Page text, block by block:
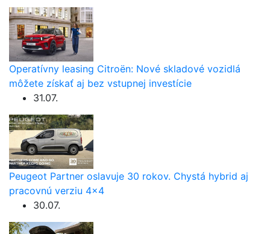
Operatívny leasing Citroën: Nové skladové vozidlá
môžete získať aj bez vstupnej investície
31.07.
Peugeot Partner oslavuje 30 rokov. Chystá hybrid aj
pracovnú verziu 4×4
30.07.